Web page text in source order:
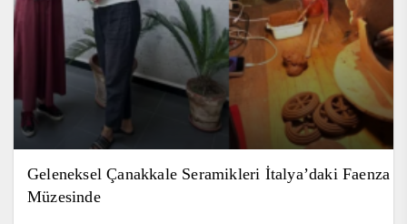
Geleneksel Çanakkale Seramikleri İtalya’daki Faenza
Müzesinde